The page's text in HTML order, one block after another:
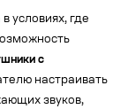
условиях, где
с
настраивать
звуков,